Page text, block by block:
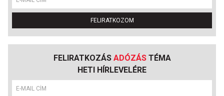
FELIRATKOZOM
FELIRATKOZÁS ADÓZÁSTÉMA
HETI HÍRLEVELÉRE